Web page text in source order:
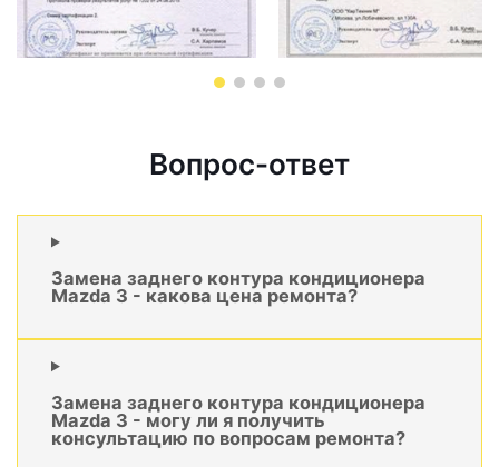
Вопрос-ответ
Замена заднего контура кондиционера
Mazda 3 - какова цена ремонта?
Замена заднего контура кондиционера
Mazda 3 - могу ли я получить
консультацию по вопросам ремонта?